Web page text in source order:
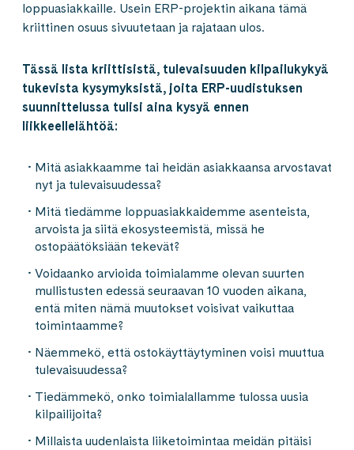
loppuasiakkaille. Usein ERP-projektin aikana tämä
kriittinen osuus sivuutetaan ja rajataan ulos.
Tässä lista kriittisistä, tulevaisuuden kilpailukykyä
tukevista kysymyksistä, joita ERP-uudistuksen
suunnittelussa tulisi aina kysyä ennen
liikkeellelähtöä:
Mitä asiakkaamme tai heidän asiakkaansa arvostavat
nyt ja tulevaisuudessa?
Mitä tiedämme loppuasiakkaidemme asenteista,
arvoista ja siitä ekosysteemistä, missä he
ostopäätöksiään tekevät?
Voidaanko arvioida toimialamme olevan suurten
mullistusten edessä seuraavan 10 vuoden aikana,
entä miten nämä muutokset voisivat vaikuttaa
toimintaamme?
Näemmekö, että ostokäyttäytyminen voisi muuttua
tulevaisuudessa?
Tiedämmekö, onko toimialallamme tulossa uusia
kilpailijoita?
Millaista uudenlaista liiketoimintaa meidän pitäisi